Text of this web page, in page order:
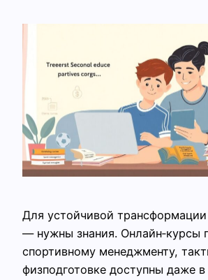
Для устойчивой
— нужны знания. Онлайн‑курсы
спортивному менеджменту,
физподготовке доступны даже